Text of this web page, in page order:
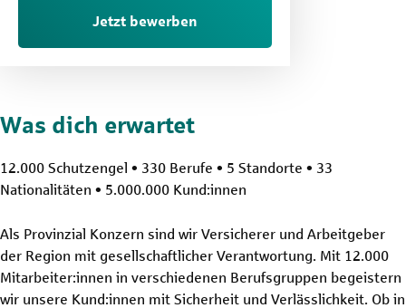
Jetzt bewerben
Was dich erwartet
12.000 Schutzengel • 330 Berufe • 5 Standorte • 33
Nationalitäten • 5.000.000 Kund:innen
Als Provinzial Konzern sind wir Versicherer und Arbeitgeber
der Region mit gesellschaftlicher Verantwortung. Mit 12.000
Mitarbeiter:innen in verschiedenen Berufsgruppen begeistern
wir unsere Kund:innen mit Sicherheit und Verlässlichkeit. Ob in